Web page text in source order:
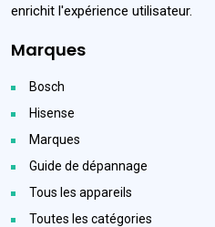
enrichit l'expérience utilisateur.
Marques
Bosch
Hisense
Marques
Guide de dépannage
Tous les appareils
Toutes les catégories